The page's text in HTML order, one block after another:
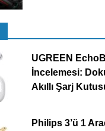
UGREEN
İncelemesi:
Akıllı Şarj
Philips 3’ü 1